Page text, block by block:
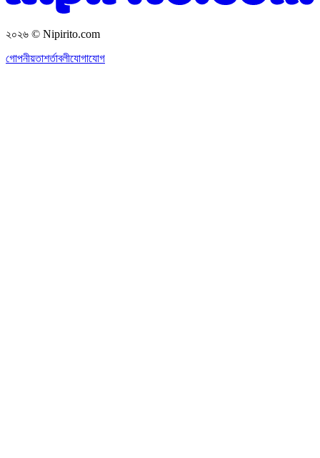
২০২৬ © Nipirito.com
গোপনীয়তাশর্তাবলীযোগাযোগ